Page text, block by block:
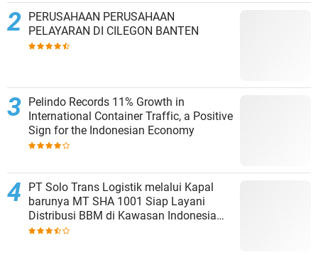
PERUSAHAAN PERUSAHAAN
PELAYARAN DI CILEGON BANTEN
Pelindo Records 11% Growth in
International Container Traffic, a Positive
Sign for the Indonesian Economy
PT Solo Trans Logistik melalui Kapal
barunya MT SHA 1001 Siap Layani
Distribusi BBM di Kawasan Indonesia
bagian Timur